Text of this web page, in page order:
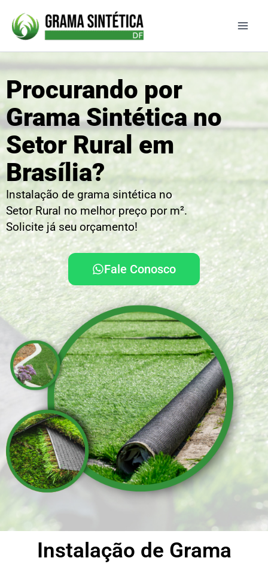
para
conteúdo
Procurando por
Grama Sintética no
Setor Rural em
Brasília?
Instalação de grama sintética no
Setor Rural no melhor preço por m².
Solicite já seu orçamento!
Fale Conosco
Instalação de Grama